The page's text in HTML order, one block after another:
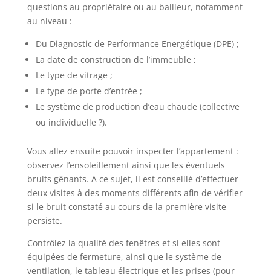
questions au propriétaire ou au bailleur, notamment
au niveau :
Du Diagnostic de Performance Energétique (DPE) ;
La date de construction de l’immeuble ;
Le type de vitrage ;
Le type de porte d’entrée ;
Le système de production d’eau chaude (collective
ou individuelle ?).
Vous allez ensuite pouvoir inspecter l’appartement :
observez l’ensoleillement ainsi que les éventuels
bruits gênants. A ce sujet, il est conseillé d’effectuer
deux visites à des moments différents afin de vérifier
si le bruit constaté au cours de la première visite
persiste.
Contrôlez la qualité des fenêtres et si elles sont
équipées de fermeture, ainsi que le système de
ventilation, le tableau électrique et les prises (pour